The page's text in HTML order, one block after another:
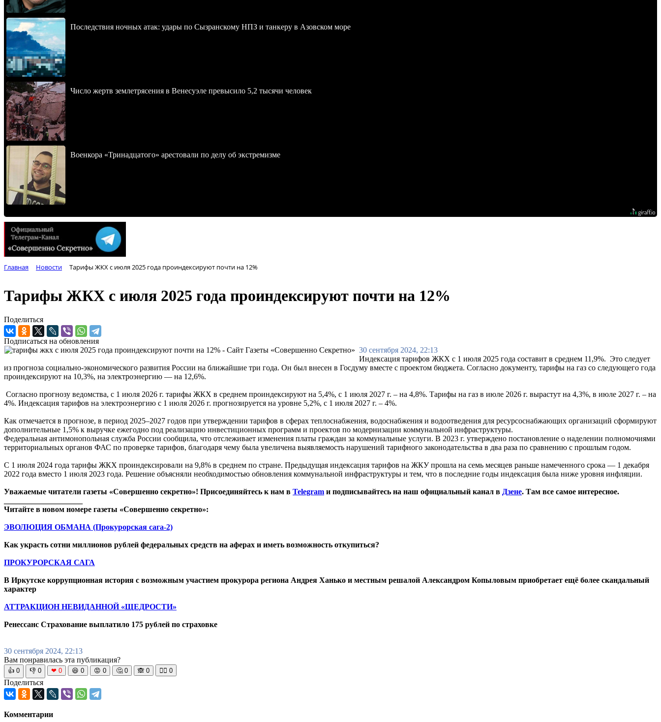
Последствия ночных атак: удары по Сызранскому НПЗ и танкеру в Азовском море
Число жертв землетрясения в Венесуэле превысило 5,2 тысячи человек
Военкора «Тринадцатого» арестовали по делу об экстремизме
Главная Новости Тарифы ЖКХ с июля 2025 года проиндексируют почти на 12%
Тарифы ЖКХ с июля 2025 года проиндексируют почти на 12%
Поделиться
Подписаться на обновления
30 сентября 2024, 22:13
Индексация тарифов ЖКХ с 1 июля 2025 года составит в среднем 11,9%. Это следует
из прогноза социально-экономического развития России на ближайшие три года. Он был внесен в Госдуму вместе с проектом бюджета. Согласно документу, тарифы на газ со следующего года
проиндексируют на 10,3%, на электроэнергию — на 12,6%.
Согласно прогнозу ведомства, с 1 июля 2026 г. тарифы ЖКХ в среднем проиндексируют на 5,4%, с 1 июля 2027 г. – на 4,8%. Тарифы на газ в июле 2026 г. вырастут на 4,3%, в июле 2027 г. – на
4%. Индексация тарифов на электроэнергию с 1 июля 2026 г. прогнозируется на уровне 5,2%, с 1 июля 2027 г. – 4%.
Как отмечается в прогнозе, в период 2025–2027 годов при утверждении тарифов в сферах теплоснабжения, водоснабжения и водоотведения для ресурсоснабжающих организаций сформируют
дополнительные 1,5% к выручке ежегодно под реализацию инвестиционных программ и проектов по модернизации коммунальной инфраструктуры.
Федеральная антимонопольная служба России сообщила, что отслеживает изменения платы граждан за коммунальные услуги. В 2023 г. утверждено постановление о наделении полномочиями
территориальных органов ФАС по проверке тарифов, благодаря чему была увеличена выявляемость нарушений тарифного законодательства в два раза по сравнению с прошлым годом.
С 1 июля 2024 года тарифы ЖКХ проиндексировали на 9,8% в среднем по стране. Предыдущая индексация тарифов на ЖКУ прошла на семь месяцев раньше намеченного срока — 1 декабря
2022 года вместо 1 июля 2023 года. Решение объясняли необходимостью обновления коммунальной инфраструктуры и тем, что в последние годы индексация была ниже уровня инфляции.
Уважаемые читатели газеты «Совершенно секретно»! Присоединяйтесь к нам в Telegram и подписывайтесь на наш официальный канал в Дзене. Там все самое интересное.
Читайте в новом номере газеты «Совершенно секретно»:
ЭВОЛЮЦИЯ ОБМАНА (Прокурорская сага-2)
Как украсть сотни миллионов рублей федеральных средств на аферах и иметь возможность откупиться?
ПРОКУРОРСКАЯ САГА
В Иркутске коррупционная история с возможным участием прокурора региона Андрея Ханько и местным решалой Александром Копыловым приобретает ещё более скандальный
характер
АТТРАКЦИОН НЕВИДАННОЙ «ЩЕДРОСТИ»
Ренессанс Страхование выплатило 175 рублей по страховке
30 сентября 2024, 22:13
Вам понравилась эта публикация?
👍 0 👎 0 ❤ 0 😆 0 😡 0 🤔 0 🙈 0 🧘‍♀️ 0
Поделиться
Комментарии